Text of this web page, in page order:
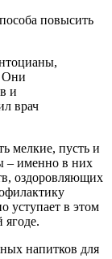
повысить
Они
и
врач
мелкие, пусть и
– именно в них
оздоровляющих
уступает в этом
ягоде.
напитков для